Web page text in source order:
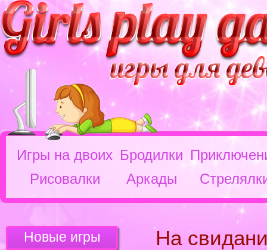
Игры на двоих Бродилки
Рисовалки
Аркады
На
Новые игры